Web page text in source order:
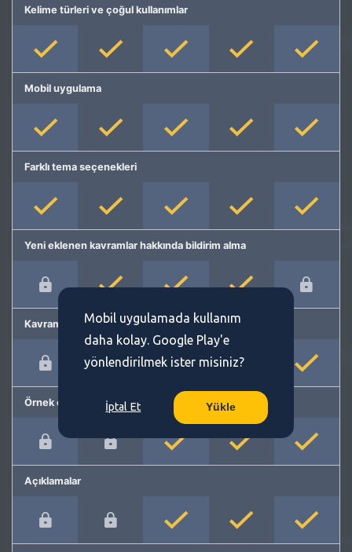
Kelime türleri ve çoğul kullanımlar
Mobil uygulama
Farklı tema seçenekleri
Yeni eklenen kavramlar hakkında bildirim alma
Kavram önerme
Örnek cümleler
Açıklamalar
Mobil uygulamada kullanım
daha kolay. Google Play'e
yönlendirilmek ister misiniz?
İptal Et Yükle